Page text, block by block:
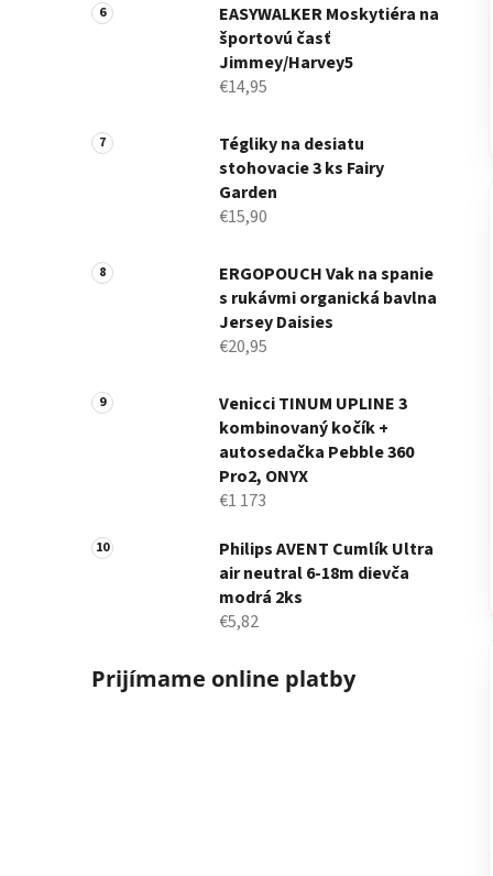
EASYWALKER Moskytiéra na
športovú časť
Jimmey/Harvey5
€14,95
Tégliky na desiatu
stohovacie 3 ks Fairy
Garden
€15,90
ERGOPOUCH Vak na spanie
s rukávmi organická bavlna
Jersey Daisies
€20,95
Venicci TINUM UPLINE 3
kombinovaný kočík +
autosedačka Pebble 360
Pro2, ONYX
€1 173
Philips AVENT Cumlík Ultra
air neutral 6-18m dievča
modrá 2ks
€5,82
Prijímame online platby